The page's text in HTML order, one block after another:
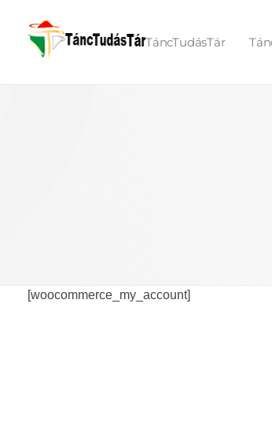
TáncTudásTár
[woocommerce_my_account]